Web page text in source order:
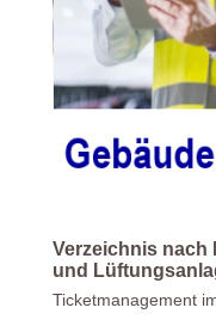
Verzeichnis nach
und
Ticketmanagement